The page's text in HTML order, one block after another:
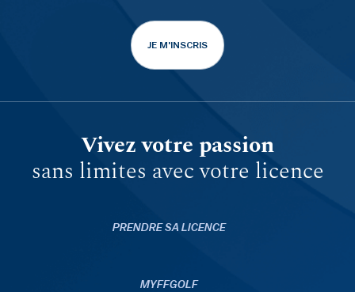
JE M'INSCRIS
Vivez votre passion
sans limites avec votre licence
PRENDRE SA LICENCE
MYFFGOLF